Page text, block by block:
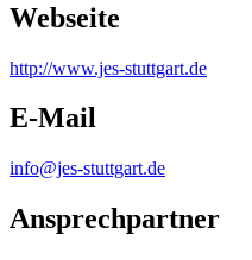
Webseite
http://www.jes-stuttgart.de
E-Mail
info@jes-stuttgart.de
Ansprechpartner